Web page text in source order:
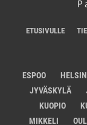
ETUSIVULLE
ESPOO
JYVÄSKYLÄ
KUOPIO
MIKKELI